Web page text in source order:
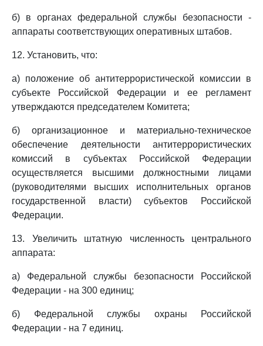
б) в органах федеральной службы безопасности -
аппараты соответствующих оперативных штабов.
12. Установить, что:
а) положение об антитеррористической комиссии в
субъекте Российской Федерации и ее регламент
утверждаются председателем Комитета;
б) организационное и материально-техническое
обеспечение деятельности антитеррористических
комиссий в субъектах Российской Федерации
осуществляется высшими должностными лицами
(руководителями высших исполнительных органов
государственной власти) субъектов Российской
Федерации.
13. Увеличить штатную численность центрального
аппарата:
а) Федеральной службы безопасности Российской
Федерации - на 300 единиц;
б) Федеральной службы охраны Российской
Федерации - на 7 единиц.